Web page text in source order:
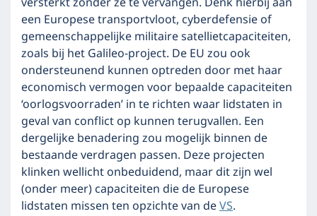
een Europese transportvloot, cyberdefensie of
gemeenschappelijke militaire satellietcapaciteiten,
zoals bij het Galileo-project. De EU zou ook
ondersteunend kunnen optreden door met haar
economisch vermogen voor bepaalde capaciteiten
‘oorlogsvoorraden’ in te richten waar lidstaten in
geval van conflict op kunnen terugvallen. Een
dergelijke benadering zou mogelijk binnen de
bestaande verdragen passen. Deze projecten
klinken wellicht onbeduidend, maar dit zijn wel
(onder meer) capaciteiten die de Europese
lidstaten missen ten opzichte van deVS.